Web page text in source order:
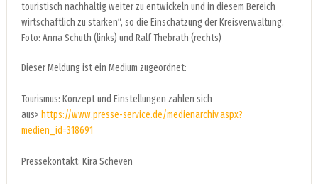
touristisch nachhaltig weiter zu entwickeln und in diesem Bereich
wirtschaftlich zu stärken“, so die Einschätzung der Kreisverwaltung.
Foto: Anna Schuth (links) und Ralf Thebrath (rechts)
Dieser Meldung ist ein Medium zugeordnet:
Tourismus: Konzept und Einstellungen zahlen sich
aus> https://www.presse-service.de/medienarchiv.aspx?
medien_id=318691
Pressekontakt: Kira Scheven